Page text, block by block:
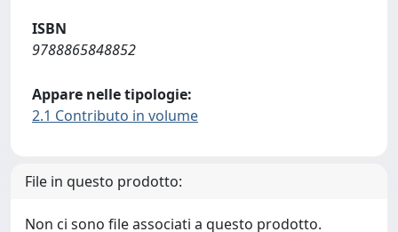
ISBN
9788865848852
Appare nelle tipologie:
2.1 Contributo in volume
File in questo prodotto:
Non ci sono file associati a questo prodotto.